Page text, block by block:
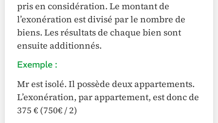
pris en considération. Le montant de
l’exonération est divisé par le nombre de
biens. Les résultats de chaque bien sont
ensuite additionnés.
Exemple :
Mr est isolé. Il possède deux appartements.
L’exonération, par appartement, est donc de
375 € (750€ / 2)